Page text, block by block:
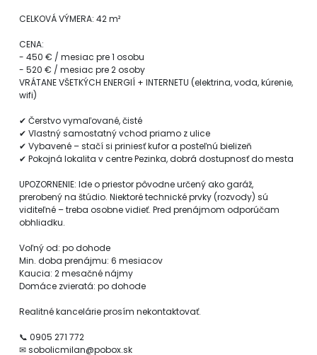
CELKOVÁ VÝMERA: 42 m²
CENA:
- 450 € / mesiac pre 1 osobu
- 520 € / mesiac pre 2 osoby
VRÁTANE VŠETKÝCH ENERGIÍ + INTERNETU (elektrina, voda, kúrenie,
wifi)
✔ Čerstvo vymaľované, čisté
✔ Vlastný samostatný vchod priamo z ulice
✔ Vybavené – stačí si priniesť kufor a posteľnú bielizeň
✔ Pokojná lokalita v centre Pezinka, dobrá dostupnosť do mesta
UPOZORNENIE: Ide o priestor pôvodne určený ako garáž,
prerobený na štúdio. Niektoré technické prvky (rozvody) sú
viditeľné – treba osobne vidieť. Pred prenájmom odporúčam
obhliadku.
Voľný od: po dohode
Min. doba prenájmu: 6 mesiacov
Kaucia: 2 mesačné nájmy
Domáce zvieratá: po dohode
Realitné kancelárie prosím nekontaktovať.
📞 0905 271 772
✉ sobolicmilan@pobox.sk